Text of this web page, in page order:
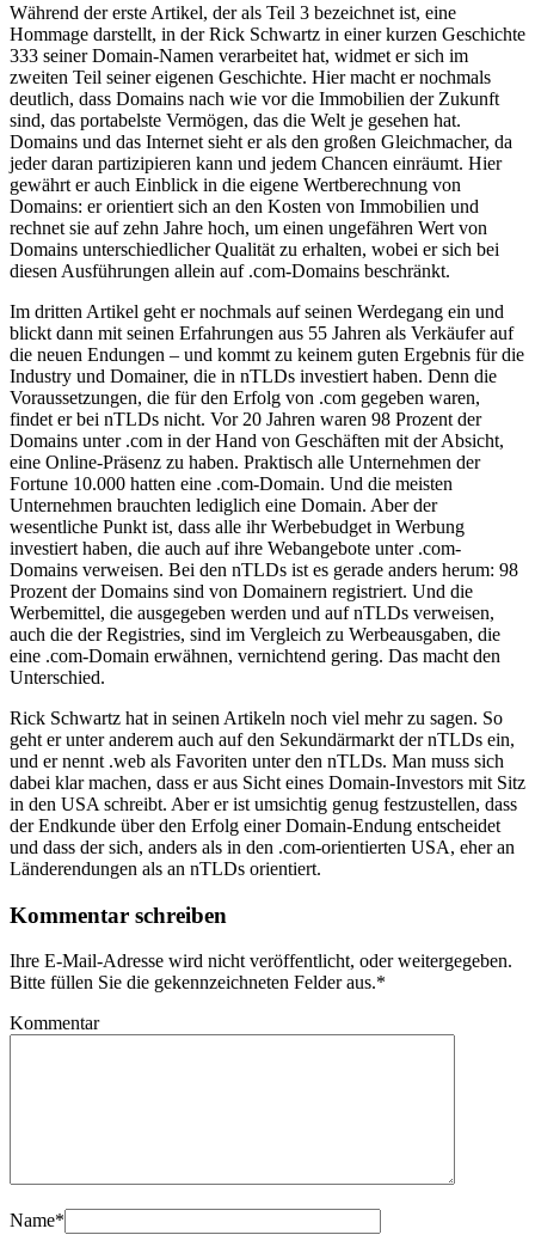
Während der erste Artikel, der als Teil 3 bezeichnet ist, eine
Hommage darstellt, in der Rick Schwartz in einer kurzen Geschichte
333 seiner Domain-Namen verarbeitet hat, widmet er sich im
zweiten Teil seiner eigenen Geschichte. Hier macht er nochmals
deutlich, dass Domains nach wie vor die Immobilien der Zukunft
sind, das portabelste Vermögen, das die Welt je gesehen hat.
Domains und das Internet sieht er als den großen Gleichmacher, da
jeder daran partizipieren kann und jedem Chancen einräumt. Hier
gewährt er auch Einblick in die eigene Wertberechnung von
Domains: er orientiert sich an den Kosten von Immobilien und
rechnet sie auf zehn Jahre hoch, um einen ungefähren Wert von
Domains unterschiedlicher Qualität zu erhalten, wobei er sich bei
diesen Ausführungen allein auf .com-Domains beschränkt.
Im dritten Artikel geht er nochmals auf seinen Werdegang ein und
blickt dann mit seinen Erfahrungen aus 55 Jahren als Verkäufer auf
die neuen Endungen – und kommt zu keinem guten Ergebnis für die
Industry und Domainer, die in nTLDs investiert haben. Denn die
Voraussetzungen, die für den Erfolg von .com gegeben waren,
findet er bei nTLDs nicht. Vor 20 Jahren waren 98 Prozent der
Domains unter .com in der Hand von Geschäften mit der Absicht,
eine Online-Präsenz zu haben. Praktisch alle Unternehmen der
Fortune 10.000 hatten eine .com-Domain. Und die meisten
Unternehmen brauchten lediglich eine Domain. Aber der
wesentliche Punkt ist, dass alle ihr Werbebudget in Werbung
investiert haben, die auch auf ihre Webangebote unter .com-
Domains verweisen. Bei den nTLDs ist es gerade anders herum: 98
Prozent der Domains sind von Domainern registriert. Und die
Werbemittel, die ausgegeben werden und auf nTLDs verweisen,
auch die der Registries, sind im Vergleich zu Werbeausgaben, die
eine .com-Domain erwähnen, vernichtend gering. Das macht den
Unterschied.
Rick Schwartz hat in seinen Artikeln noch viel mehr zu sagen. So
geht er unter anderem auch auf den Sekundärmarkt der nTLDs ein,
und er nennt .web als Favoriten unter den nTLDs. Man muss sich
dabei klar machen, dass er aus Sicht eines Domain-Investors mit Sitz
in den USA schreibt. Aber er ist umsichtig genug festzustellen, dass
der Endkunde über den Erfolg einer Domain-Endung entscheidet
und dass der sich, anders als in den .com-orientierten USA, eher an
Länderendungen als an nTLDs orientiert.
Kommentar schreiben
Ihre E-Mail-Adresse wird nicht veröffentlicht, oder weitergegeben.
Bitte füllen Sie die gekennzeichneten Felder aus.*
Kommentar
Name*